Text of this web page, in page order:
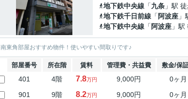
地下鉄中央線 「九条 」駅
地下鉄千日前線 「 阿波座
地下鉄中央線 「 阿波座 」
南東角部屋おすすめ物件！使いやすい間取りです♪
部屋番号 所在階 賃料 管理費・共益費 敷金/保
401 4階 7.8万円 9,000円 0ヶ月
901 9階 8.2万円 9,000円 0ヶ月